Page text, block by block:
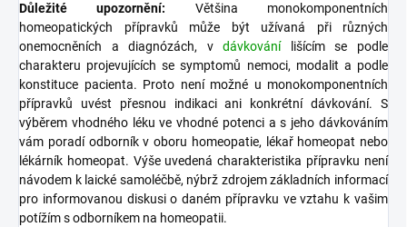
Důležité upozornění: Většina monokomponentních
homeopatických přípravků může být užívaná při různých
onemocněních a diagnózách, vdávkovánílišícím se podle
charakteru projevujících se symptomů nemoci, modalit a podle
konstituce pacienta. Proto není možné u monokomponentních
přípravků uvést přesnou indikaci ani konkrétní dávkování. S
výběrem vhodného léku ve vhodné potenci a s jeho dávkováním
vám poradí odborník v oboru homeopatie, lékař homeopat nebo
lékárník homeopat. Výše uvedená charakteristika přípravku není
návodem k laické samoléčbě, nýbrž zdrojem základních informací
pro informovanou diskusi o daném přípravku ve vztahu k vašim
potížím s odborníkem na homeopatii.